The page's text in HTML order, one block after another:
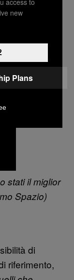
stati il miglior
Spazio)
di
riferimento,
new
Plans